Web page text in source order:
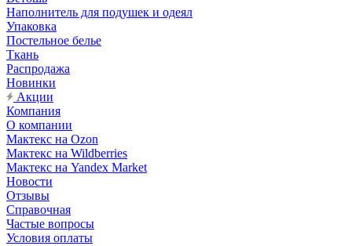
Наполнитель для подушек и одеял
Упаковка
Постельное белье
Ткань
Распродажа
Новинки
Акции
Компания
О компании
Мактекс на Ozon
Мактекс на Wildberries
Мактекс на Yandex Market
Новости
Отзывы
Справочная
Частые вопросы
Условия оплаты